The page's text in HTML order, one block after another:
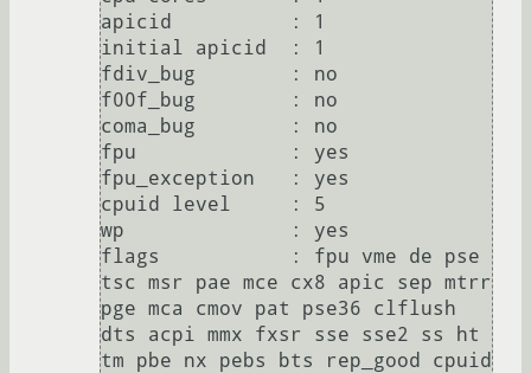
apicid		: 1
initial apicid	: 1
fdiv_bug	: no
f00f_bug	: no
coma_bug	: no
fpu		: yes
fpu_exception	: yes
cpuid level	: 5
wp		: yes
flags		: fpu vme de pse
tsc msr pae mce cx8 apic sep mtrr
pge mca cmov pat pse36 clflush
dts acpi mmx fxsr sse sse2 ss ht
tm pbe nx pebs bts rep_good cpuid